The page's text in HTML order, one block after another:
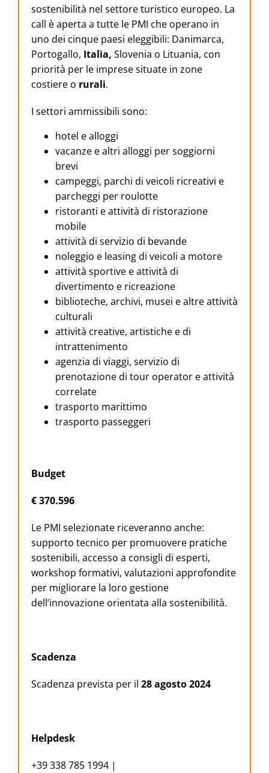
sostenibilità nel settore turistico europeo. La
call è aperta a tutte le PMI che operano in
uno dei cinque paesi eleggibili: Danimarca,
Portogallo, Italia, Slovenia o Lituania, con
priorità per le imprese situate in zone
costiere o rurali.
I settori ammissibili sono:
hotel e alloggi
vacanze e altri alloggi per soggiorni
brevi
campeggi, parchi di veicoli ricreativi e
parcheggi per roulotte
ristoranti e attività di ristorazione
mobile
attività di servizio di bevande
noleggio e leasing di veicoli a motore
attività sportive e attività di
divertimento e ricreazione
biblioteche, archivi, musei e altre attività
culturali
attività creative, artistiche e di
intrattenimento
agenzia di viaggi, servizio di
prenotazione di tour operator e attività
correlate
trasporto marittimo
trasporto passeggeri
Budget
€ 370.596
Le PMI selezionate riceveranno anche:
supporto tecnico per promuovere pratiche
sostenibili, accesso a consigli di esperti,
workshop formativi, valutazioni approfondite
per migliorare la loro gestione
dell’innovazione orientata alla sostenibilità.
Scadenza
Scadenza prevista per il 28 agosto 2024
Helpdesk
+39 338 785 1994 |